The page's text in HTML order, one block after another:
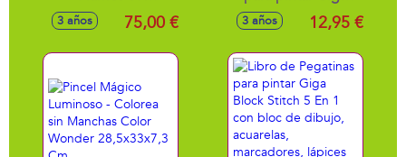
87x70x58 cm
3 años 75,00 €
Block Peppa Pig 5
En 1
3 años 12,95 €